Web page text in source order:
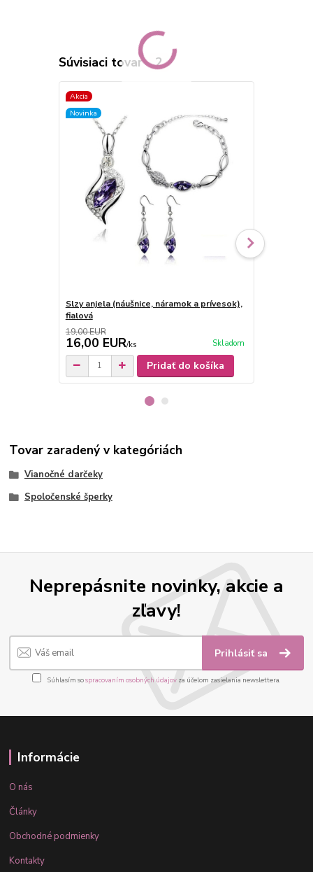
Súvisiaci tovar 2
Akcia
Novinka
Slzy anjela (náušnice, náramok a prívesok),
fialová
19,00 EUR
16,00 EUR/ks Skladom
Pridať do košíka
Tovar zaradený v kategóriách
Vianočné darčeky
Spoločenské šperky
Neprepásnite novinky, akcie a
zľavy!
Prihlásiť sa
Súhlasím sospracovaním osobných údajov za účelom zasielania newslettera.
Informácie
O nás
Články
Obchodné podmienky
Kontakty